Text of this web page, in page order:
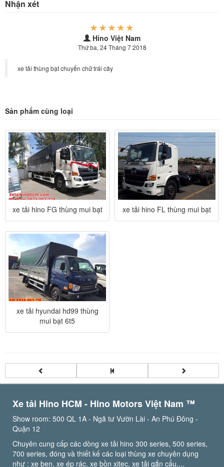
Nhận xét
Hino Việt Nam
Thứ ba, 24 Tháng 7 2018
xe tải thùng bạt chuyển chử trái cây
Sản phẩm cùng loại
xe tải hino FG thùng mui bạt xe tải hino FL thùng mui bạt
xe tải hyundai hd99 thùng
mui bạt 6t5
Xe tải Hino HCM - Hino Motors Việt Nam ™️
Show room: 500 QL 1A - Ngã tư Vườn Lài - An Phú Đông -
Quận 12
Chuyên cung cấp các dòng xe tải hino 300 series, 500 series,
700 series, đóng và thiết kế các loại thùng xe chuyên dụng
như : xe ben, xe ép rác, xe bồn xitec, xe tải gắn cẩu....